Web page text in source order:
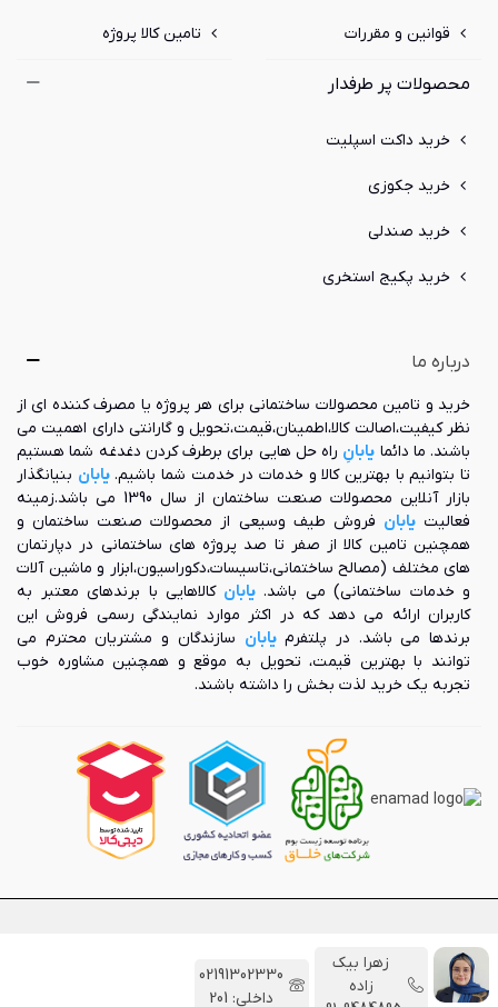
زهرا بیک
زاده
02191302330
داخلی: 201
قوانین و مقررات تامین کالا پروژه
محصولات پر طرفدار
خرید داکت اسپلیت
خرید جکوزی
خرید صندلی
خرید پکیج استخری
درباره ما
خرید و تامین محصولات ساختمانی برای هر پروژه یا مصرف کننده ای از
نظر کیفیت،اصالت کالا،اطمینان،قیمت،تحویل و گارانتی دارای اهمیت می
باشند. ما دائما یابانِ راه حل هایی برای برطرف کردن دغدغه شما هستیم
تا بتوانیم با بهترین کالا و خدمات در خدمت شما باشیم.یابان بنیانگذار
بازار آنلاین محصولات صنعت ساختمان از سال 1390 می باشد.زمینه
فعالیتیابان فروش طیف وسیعی از محصولات صنعت ساختمان و
همچنین تامین کالا از صفر تا صد پروژه های ساختمانی در دپارتمان
های مختلف (مصالح ساختمانی،تاسیسات،دکوراسیون،ابزار و ماشین آلات
و خدمات ساختمانی) می باشد.یابان کالاهایی با برندهای معتبر به
کاربران ارائه می دهد که در اکثر موارد نمایندگی رسمی فروش این
برندها می باشد. در پلتفرمیابان سازندگان و مشتریان محترم می
توانند با بهترین قیمت، تحویل به موقع و همچنین مشاوره خوب
تجربه یک خرید لذت بخش را داشته باشند.
برای استفاده از مطالب یابان، داشتن «هدف غیرتجاری» و ذکر «منبع»
کافیست. تمام حقوق اين پلتفرم نیز برای مجموعه یابان است.